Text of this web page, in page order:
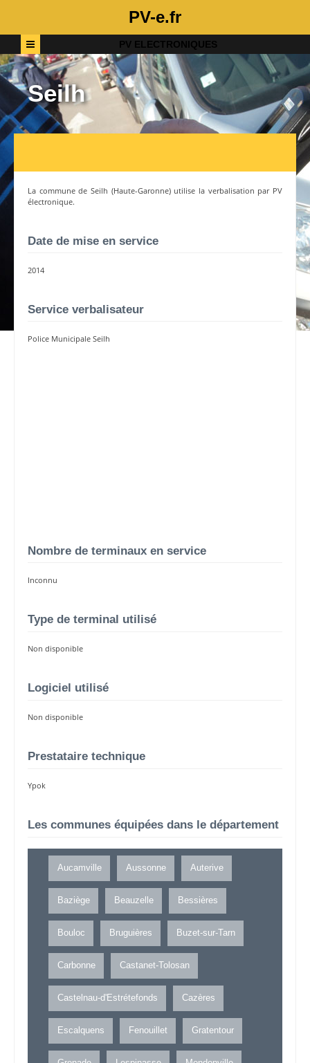
PV-e.fr
PV ELECTRONIQUES
Seilh
La commune de Seilh (Haute-Garonne) utilise la verbalisation par PV
électronique.
Date de mise en service
2014
Service verbalisateur
Police Municipale Seilh
Nombre de terminaux en service
Inconnu
Type de terminal utilisé
Non disponible
Logiciel utilisé
Non disponible
Prestataire technique
Ypok
Les communes équipées dans le département
Aucamville Aussonne Auterive
Baziège Beauzelle Bessières
Bouloc Bruguières Buzet-sur-Tarn
Carbonne Castanet-Tolosan
Castelnau-d'Estrétefonds Cazères
Escalquens Fenouillet Gratentour